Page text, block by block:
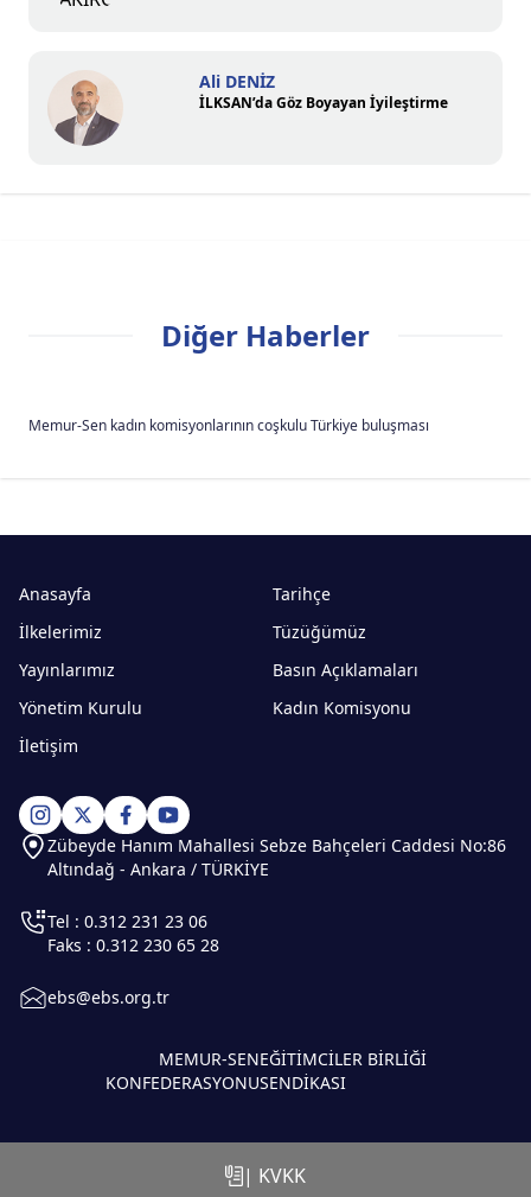
Ali DENİZ
İLKSAN’da Göz Boyayan İyileştirme
Diğer Haberler
Memur-Sen kadın komisyonlarının coşkulu Türkiye buluşması
Anasayfa
Tarihçe
İlkelerimiz
Tüzüğümüz
Yayınlarımız
Basın Açıklamaları
Yönetim Kurulu
Kadın Komisyonu
İletişim
MEMUR-SEN
KONFEDERASYONU
EĞİTİMCİLER BİRLİĞİ
SENDİKASI
Zübeyde Hanım Mahallesi Sebze Bahçeleri Caddesi No:86
Altındağ - Ankara / TÜRKİYE
Tel : 0.312 231 23 06
Faks : 0.312 230 65 28
ebs@ebs.org.tr
| KVKK